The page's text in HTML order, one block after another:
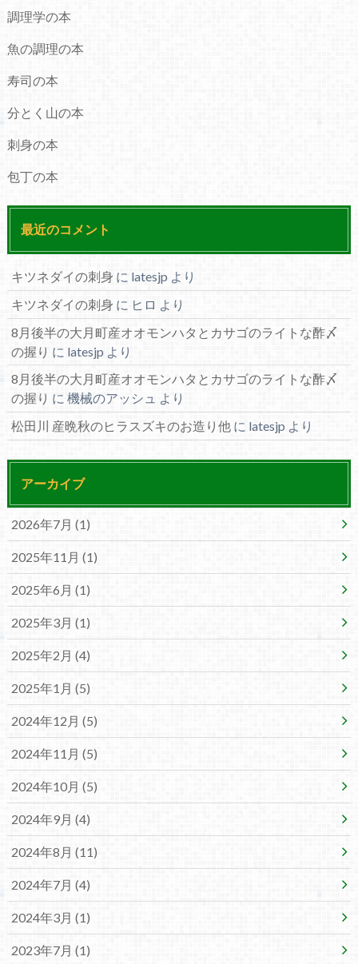
調理学の本
魚の調理の本
寿司の本
分とく山の本
刺身の本
包丁の本
最近のコメント
キツネダイの刺身 に latesjpより
キツネダイの刺身 に ヒロ より
8月後半の大月町産オオモンハタとカサゴのライトな酢〆
の握り に latesjpより
8月後半の大月町産オオモンハタとカサゴのライトな酢〆
の握り に 機械のアッシュ より
松田川 産晩秋のヒラスズキのお造り他に latesjp より
アーカイブ
2026年7月 (1)
2025年11月 (1)
2025年6月 (1)
2025年3月 (1)
2025年2月 (4)
2025年1月 (5)
2024年12月 (5)
2024年11月 (5)
2024年10月 (5)
2024年9月 (4)
2024年8月 (11)
2024年7月 (4)
2024年3月 (1)
2023年7月 (1)